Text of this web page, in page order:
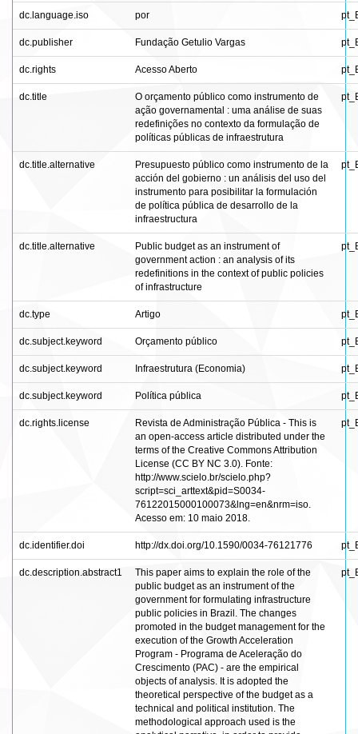
dc.language.iso por
dc.publisher Fundação Getulio Vargas
dc.rights Acesso Aberto
dc.title
O orçamento público como instrumento de
ação governamental : uma análise de suas
redefinições no contexto da formulação de
políticas públicas de infraestrutura
dc.title.alternative
Presupuesto público como instrumento de la
acción del gobierno : un análisis del uso del
instrumento para posibilitar la formulación
de política pública de desarrollo de la
infraestructura
dc.title.alternative
Public budget as an instrument of
government action : an analysis of its
redefinitions in the context of public policies
of infrastructure
dc.type Artigo
dc.subject.keyword Orçamento público
dc.subject.keyword Infraestrutura (Economia)
dc.subject.keyword Política pública
dc.rights.license
Revista de Administração Pública - This is
an open-access article distributed under the
terms of the Creative Commons Attribution
License (CC BY NC 3.0). Fonte:
http://www.scielo.br/scielo.php?
script=sci_arttext&pid=S0034-
76122015000100073&lng=en&nrm=iso.
Acesso em: 10 maio 2018.
dc.identifier.doi http://dx.doi.org/10.1590/0034-76121776
dc.description.abstract1
This paper aims to explain the role of the
public budget as an instrument of the
government for formulating infrastructure
public policies in Brazil. The changes
promoted in the budget management for the
execution of the Growth Acceleration
Program - Programa de Aceleração do
Crescimento (PAC) - are the empirical
objects of analysis. It is adopted the
theoretical perspective of the budget as a
technical and political institution. The
methodological approach used is the